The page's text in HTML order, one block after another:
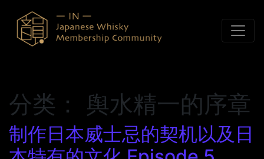
分类： 舆水精一的序章
制作日本威士忌的契机以及日